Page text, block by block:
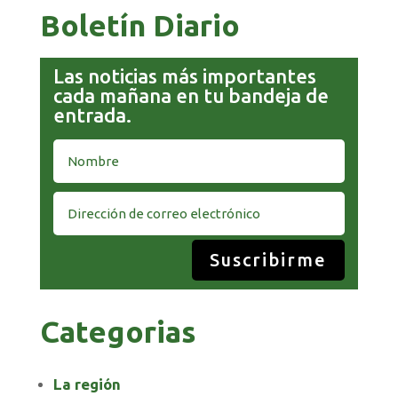
Boletín Diario
Las noticias más importantes
cada mañana en tu bandeja de
entrada.
Suscribirme
Categorias
La región